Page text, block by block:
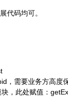
代码均可。
，需要业务方高度
，此处赋值：